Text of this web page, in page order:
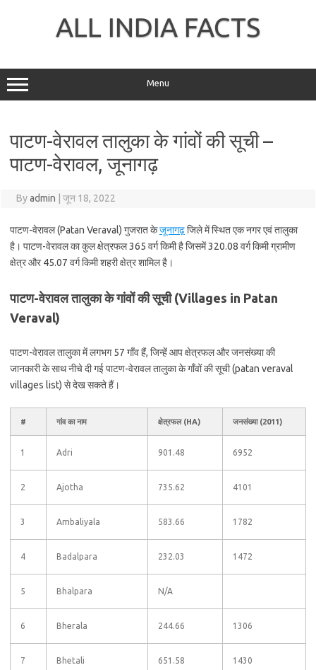
ALL INDIA FACTS
Menu
पाटण-वेरावल तालुका के गांवों की सूची –
पाटण-वेरावल, जूनागढ़
Byadmin जून 18, 2022
पाटण-वेरावल (Patan Veraval) गुजरात केजूनागढ़जिले में स्थित एक नगर एवं तालुका
है। पाटण-वेरावल का कुल क्षेत्रफल 365 वर्ग किमी है जिसमें 320.08 वर्ग किमी ग्रामीण
क्षेत्र और 45.07 वर्ग किमी शहरी क्षेत्र शामिल है।
पाटण-वेरावल तालुका के गांवों की सूची (Villages in Patan
Veraval)
पाटण-वेरावल तालुका में लगभग 57 गाँव हैं, जिन्हें आप क्षेत्रफल और जनसंख्या की
जानकारी के साथ नीचे दी गई पाटण-वेरावल तालुका के गाँवों की सूची (patan veraval
villages list) से देख सकते हैं।
# गांव का नाम क्षेत्रफल (HA) जनसंख्या (2011)
1 Adri 901.48 6952
2 Ajotha 735.62 4101
3 Ambaliyala 583.66 1782
4 Badalpara 232.03 1472
5 Bhalpara N/A
6 Bherala 244.66 1306
7 Bhetali 651.58 1430